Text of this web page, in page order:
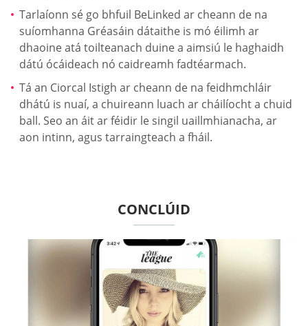
Tarlaíonn sé go bhfuil BeLinked ar cheann de na
suíomhanna Gréasáin dátaithe is mó éilimh ar
dhaoine atá toilteanach duine a aimsiú le haghaidh
dátú ócáideach nó caidreamh fadtéarmach.
Tá an Ciorcal Istigh ar cheann de na feidhmchláir
dhátú is nuaí, a chuireann luach ar cháilíocht a chuid
ball. Seo an áit ar féidir le singil uaillmhianacha, ar
aon intinn, agus tarraingteach a fháil.
CONCLÚID